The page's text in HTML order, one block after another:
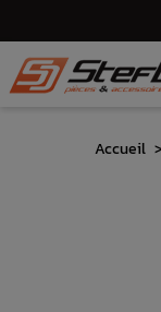
Accueil